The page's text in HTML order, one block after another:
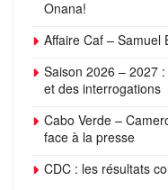
Onana!
Affaire Caf – Samuel
Saison 2026 – 2027
et des interrogations
Cabo Verde –
face à la presse
CDC : les résultats